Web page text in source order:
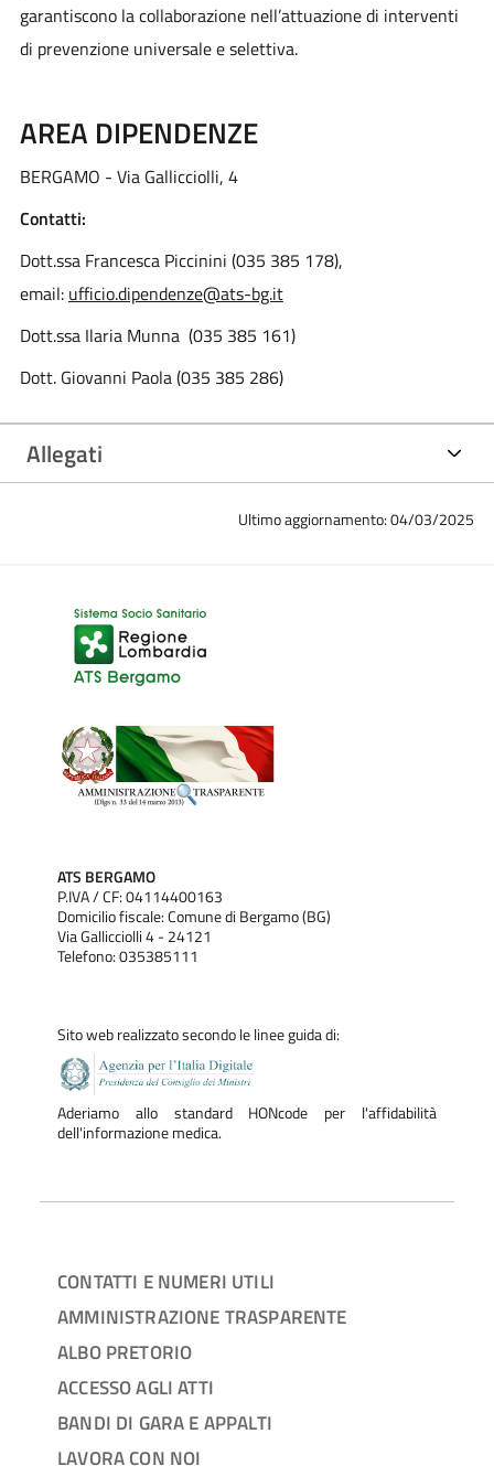
garantiscono la collaborazione nell’attuazione di interventi
di prevenzione universale e selettiva.
AREA DIPENDENZE
BERGAMO - Via Gallicciolli, 4
Contatti:
Dott.ssa Francesca Piccinini (035 385 178),
email: ufficio.dipendenze@ats-bg.it
Dott.ssa Ilaria Munna (035 385 161)
Dott. Giovanni Paola (035 385 286)
Allegati
Ultimo aggiornamento: 04/03/2025
ATS BERGAMO
P.IVA / CF: 04114400163
Domicilio fiscale: Comune di Bergamo (BG)
Via Gallicciolli 4 - 24121
Telefono: 035385111
Sito web realizzato secondo le linee guida di:
Aderiamo allo standard HONcode per l'affidabilità
dell'informazione medica.
CONTATTI E NUMERI UTILI
AMMINISTRAZIONE TRASPARENTE
ALBO PRETORIO
ACCESSO AGLI ATTI
BANDI DI GARA E APPALTI
LAVORA CON NOI